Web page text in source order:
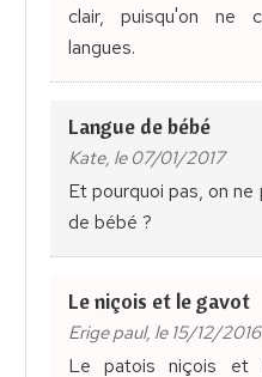
clair, puisqu'on ne
langues.
Langue de bébé
Kate, le 07/01/2017
Et pourquoi pas, on
de bébé ?
Le niçois et le gavot
Erige paul, le 15/12/2016
Le patois niçois et